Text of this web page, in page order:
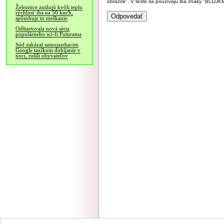
Železnice znižujú kvôli teplu
rýchlosť iba na 50 km/h,
spôsobuje to meškanie
Odštartovala nová séria
populárneho sci-fi Futurama
Súd zakázal samojazdiacim
Google taxíkom dobíjanie v
noci, rušili obyvateľov
obrázok". V texte sa používajú iba znaky